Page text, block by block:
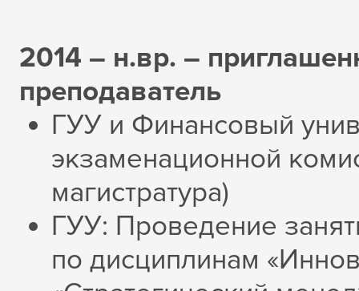
2014 – н.вр. –
преподаватель
ГУУ и Финансовый
экзаменационной
магистратура)
ГУУ: Проведение
по дисциплинам